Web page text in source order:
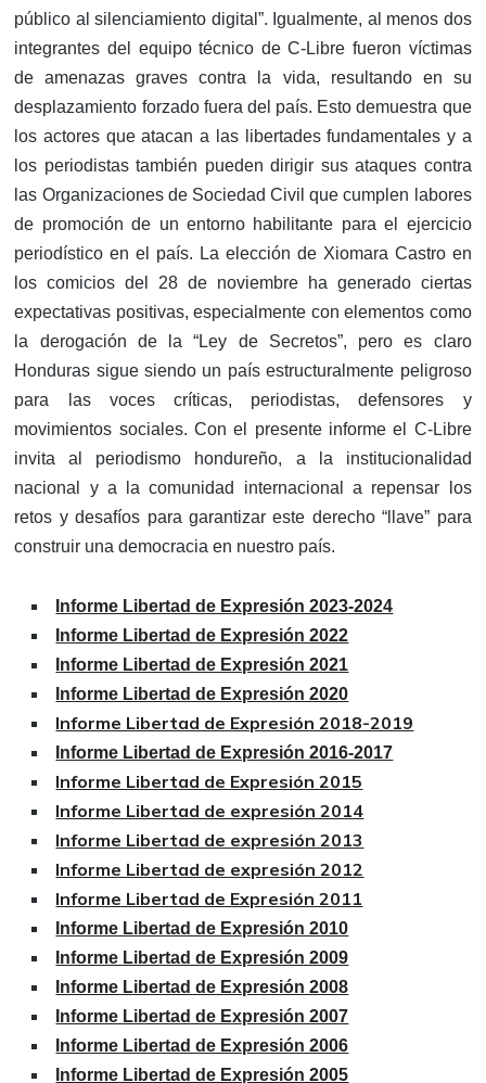
público al silenciamiento digital”. Igualmente, al menos dos
integrantes del equipo técnico de C-Libre fueron víctimas
de amenazas graves contra la vida, resultando en su
desplazamiento forzado fuera del país. Esto demuestra que
los actores que atacan a las libertades fundamentales y a
los periodistas también pueden dirigir sus ataques contra
las Organizaciones de Sociedad Civil que cumplen labores
de promoción de un entorno habilitante para el ejercicio
periodístico en el país. La elección de Xiomara Castro en
los comicios del 28 de noviembre ha generado ciertas
expectativas positivas, especialmente con elementos como
la derogación de la “Ley de Secretos”, pero es claro
Honduras sigue siendo un país estructuralmente peligroso
para las voces críticas, periodistas, defensores y
movimientos sociales. Con el presente informe el C-Libre
invita al periodismo hondureño, a la institucionalidad
nacional y a la comunidad internacional a repensar los
retos y desafíos para garantizar este derecho “llave” para
construir una democracia en nuestro país.
Informe Libertad de Expresión 2023-2024
Informe Libertad de Expresión 2022
Informe Libertad de Expresión 2021
Informe Libertad de Expresión 2020
Informe Libertad de Expresión 2018-2019
Informe Libertad de Expresión 2016-2017
Informe Libertad de Expresión 2015
Informe Libertad de expresión 2014
Informe Libertad de expresión 2013
Informe Libertad de expresión 2012
Informe Libertad de Expresión 2011
Informe Libertad de Expresión 2010
Informe Libertad de Expresión 2009
Informe Libertad de Expresión 2008
Informe Libertad de Expresión 2007
Informe Libertad de Expresión 2006
Informe Libertad de Expresión 2005